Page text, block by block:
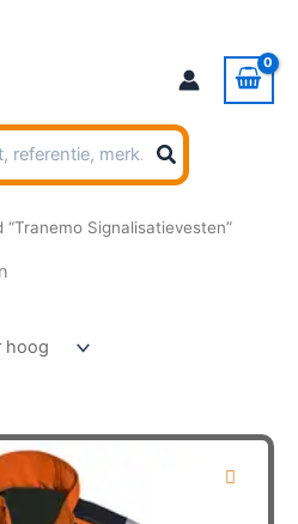
Signalisatievesten”